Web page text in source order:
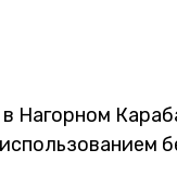
Нагорном